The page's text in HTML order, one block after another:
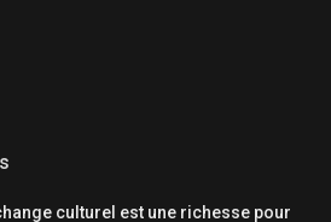
culturel est une richesse pour